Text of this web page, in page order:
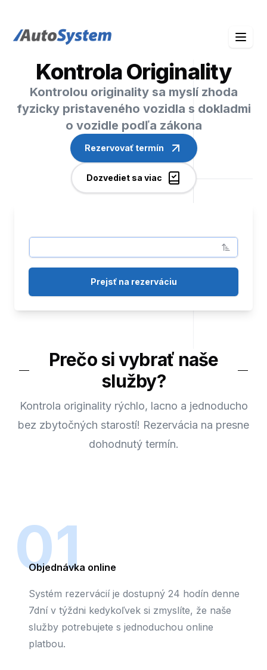
auto-system logo
Prejsť na rezerváciu
Kontrola Originality
Kontrolou originality sa myslí zhoda
fyzicky pristaveného vozidla s dokladmi
o vozidle podľa zákona
Rezervovať termín
Dozvediet sa viac
Prečo si vybrať naše
služby?
Kontrola originality rýchlo, lacno a jednoducho
bez zbytočných starostí! Rezervácia na presne
dohodnutý termín.
01
Objednávka online
Systém rezervácií je dostupný 24 hodín denne
7dní v týždni kedykoľvek si zmyslíte, že naše
služby potrebujete s jednoduchou online
platbou.